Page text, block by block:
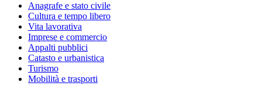
Anagrafe e stato civile
Cultura e tempo libero
Vita lavorativa
Imprese e commercio
Appalti pubblici
Catasto e urbanistica
Turismo
Mobilità e trasporti